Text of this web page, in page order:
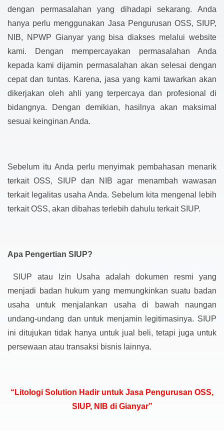
dengan permasalahan yang dihadapi sekarang. Anda
hanya perlu menggunakan Jasa Pengurusan OSS, SIUP,
NIB, NPWP Gianyar yang bisa diakses melalui website
kami. Dengan mempercayakan permasalahan Anda
kepada kami dijamin permasalahan akan selesai dengan
cepat dan tuntas. Karena, jasa yang kami tawarkan akan
dikerjakan oleh ahli yang terpercaya dan profesional di
bidangnya. Dengan demikian, hasilnya akan maksimal
sesuai keinginan Anda.
Sebelum itu Anda perlu menyimak pembahasan menarik
terkait OSS, SIUP dan NIB agar menambah wawasan
terkait legalitas usaha Anda. Sebelum kita mengenal lebih
terkait OSS, akan dibahas terlebih dahulu terkait SIUP.
Apa Pengertian SIUP?
SIUP atau Izin Usaha adalah dokumen resmi yang
menjadi badan hukum yang memungkinkan suatu badan
usaha untuk menjalankan usaha di bawah naungan
undang-undang dan untuk menjamin legitimasinya. SIUP
ini ditujukan tidak hanya untuk jual beli, tetapi juga untuk
persewaan atau transaksi bisnis lainnya.
“Litologi Solution Hadir untuk Jasa Pengurusan OSS,
SIUP, NIB di Gianyar”